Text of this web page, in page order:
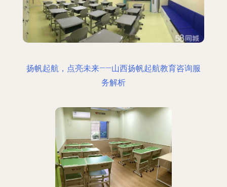
扬帆起航，点亮未来——山西扬帆起航教育咨询服
务解析